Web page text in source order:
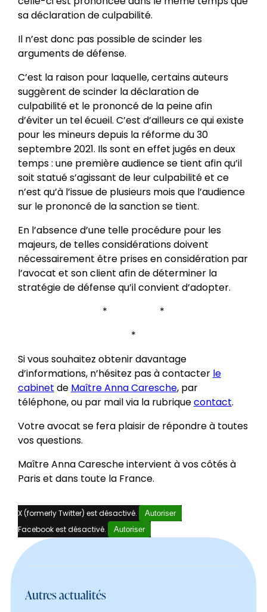
sa déclaration de culpabilité.
Il n’est donc pas possible de scinder les
arguments de défense.
C’est la raison pour laquelle, certains auteurs
suggèrent de scinder la déclaration de
culpabilité et le prononcé de la peine afin
d’éviter un tel écueil. C’est d’ailleurs ce qui existe
pour les mineurs depuis la réforme du 30
septembre 2021. Ils sont en effet jugés en deux
temps : une première audience se tient afin qu’il
soit statué s’agissant de leur culpabilité et ce
n’est qu’à l’issue de plusieurs mois que l’audience
sur le prononcé de la sanction se tient.
En l’absence d’une telle procédure pour les
majeurs, de telles considérations doivent
nécessairement être prises en considération par
l’avocat et son client afin de déterminer la
stratégie de défense qu’il convient d’adopter.
* *
*
Si vous souhaitez obtenir davantage
d’informations, n’hésitez pas à contacter le
cabinet de Maître Anna Caresche, par
téléphone, ou par mail via la rubriquecontact.
Votre avocat se fera plaisir de répondre à toutes
vos questions.
Maître Anna Caresche intervient à vos côtés à
Paris et dans toute la France.
X (formerly Twitter) est désactivé. Autoriser
Facebook est désactivé. Autoriser
Autres actualités